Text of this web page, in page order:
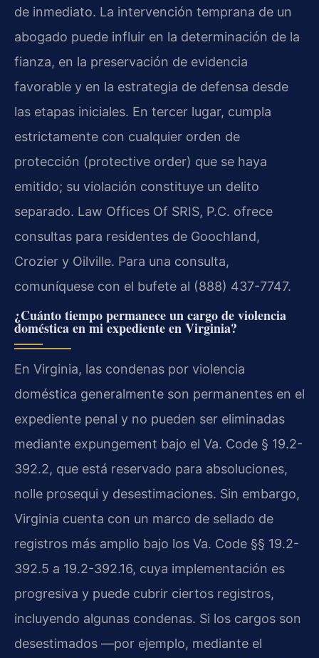
de inmediato. La intervención temprana de un
abogado puede influir en la determinación de la
fianza, en la preservación de evidencia
favorable y en la estrategia de defensa desde
las etapas iniciales. En tercer lugar, cumpla
estrictamente con cualquier orden de
protección (protective order) que se haya
emitido; su violación constituye un delito
separado. Law Offices Of SRIS, P.C. ofrece
consultas para residentes de Goochland,
Crozier y Oilville. Para una consulta,
comuníquese con el bufete al (888) 437-7747.
¿Cuánto tiempo permanece un cargo de violencia
doméstica en mi expediente en Virginia?
En Virginia, las condenas por violencia
doméstica generalmente son permanentes en el
expediente penal y no pueden ser eliminadas
mediante expungement bajo el Va. Code § 19.2-
392.2, que está reservado para absoluciones,
nolle prosequi y desestimaciones. Sin embargo,
Virginia cuenta con un marco de sellado de
registros más amplio bajo los Va. Code §§ 19.2-
392.5 a 19.2-392.16, cuya implementación es
progresiva y puede cubrir ciertos registros,
incluyendo algunas condenas. Si los cargos son
desestimados —por ejemplo, mediante el